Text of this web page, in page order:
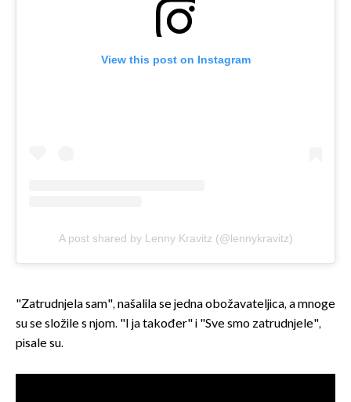
View this post on Instagram
A post shared by Lenny Kravitz (@lennykravitz)
"Zatrudnjela sam", našalila se jedna obožavateljica, a mnoge
su se složile s njom. "I ja također" i "Sve smo zatrudnjele",
pisale su.